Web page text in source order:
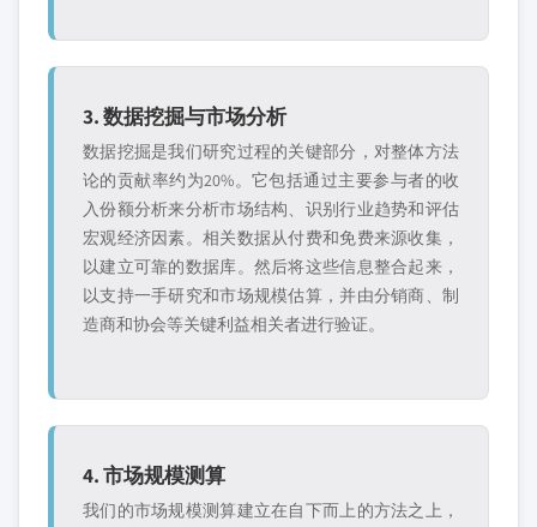
3. 数据挖掘与市场分析
数据挖掘是我们研究过程的关键部分，对整体方法
论的贡献率约为20%。它包括通过主要参与者的收
入份额分析来分析市场结构、识别行业趋势和评估
宏观经济因素。相关数据从付费和免费来源收集，
以建立可靠的数据库。然后将这些信息整合起来，
以支持一手研究和市场规模估算，并由分销商、制
造商和协会等关键利益相关者进行验证。
4. 市场规模测算
我们的市场规模测算建立在自下而上的方法之上，